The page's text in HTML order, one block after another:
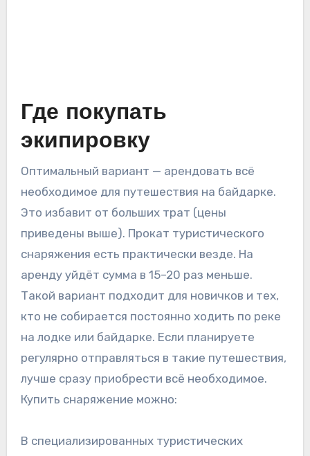
Где покупать
экипировку
Оптимальный вариант — арендовать всё
необходимое для путешествия на байдарке.
Это избавит от больших трат (цены
приведены выше). Прокат туристического
снаряжения есть практически везде. На
аренду уйдёт сумма в 15–20 раз меньше.
Такой вариант подходит для новичков и тех,
кто не собирается постоянно ходить по реке
на лодке или байдарке. Если планируете
регулярно отправляться в такие путешествия,
лучше сразу приобрести всё необходимое.
Купить снаряжение можно:
В специализированных туристических